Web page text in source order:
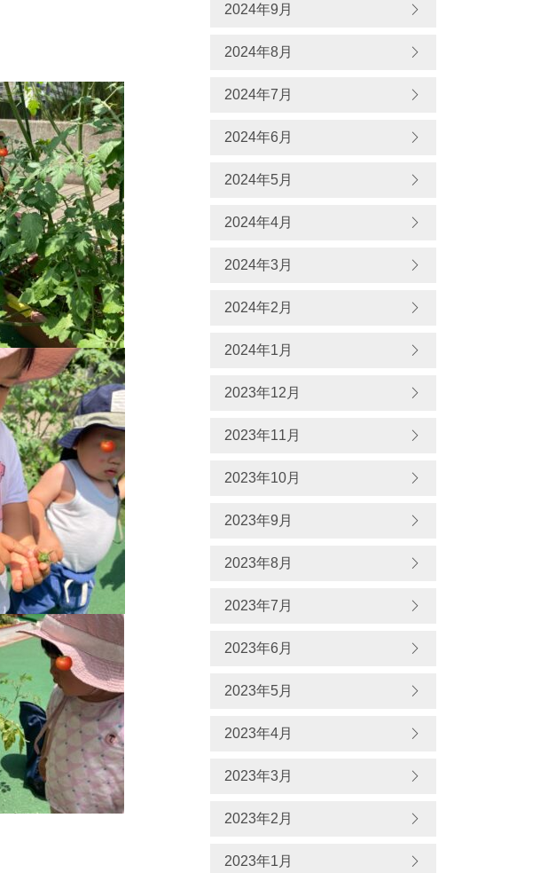
2024年9月
2024年8月
2024年7月
2024年6月
2024年5月
2024年4月
2024年3月
2024年2月
2024年1月
2023年12月
2023年11月
2023年10月
2023年9月
2023年8月
2023年7月
2023年6月
2023年5月
2023年4月
2023年3月
2023年2月
2023年1月